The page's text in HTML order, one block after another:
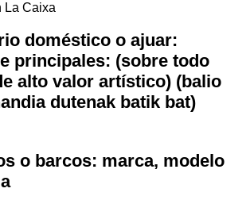
La Caixa
doméstico o ajuar:
principales: (sobre todo
alto valor artístico) (balio
dutenak batik bat)
o barcos: marca, modelo